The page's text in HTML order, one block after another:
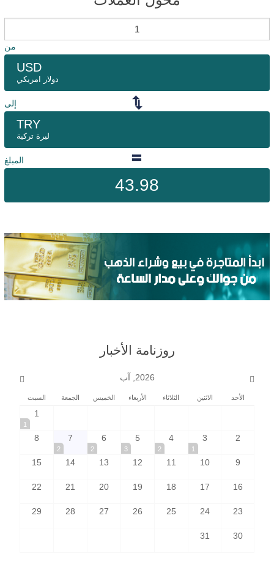
من
USD
دولار امريكي
إلى
TRY
ليرة تركية
المبلغ
43.98
روزنامة الأخبار
2026, آب
الأحد الاثنين الثلاثاء الأربعاء الخميس الجمعة السبت
1
1
2
3
1
4
2
5
3
6
2
7
2
8
9
10
11
12
13
14
15
16
17
18
19
20
21
22
23
24
25
26
27
28
29
30
31